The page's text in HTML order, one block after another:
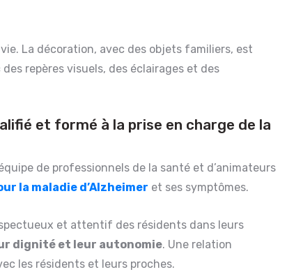
La décoration, avec des objets familiers, est
des repères visuels, des éclairages et des
et formé à la prise en charge de la
de professionnels de la santé et d’animateurs
la maladie d’Alzheimer et ses symptômes.
et attentif des résidents dans leurs
dignité et leur autonomie. Une relation
les résidents et leurs proches.